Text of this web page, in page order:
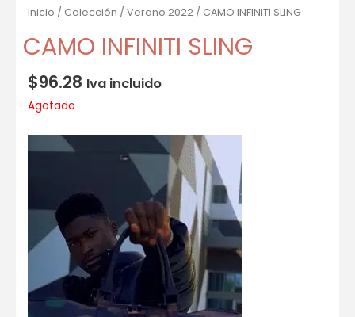
Inicio / Colección / Verano 2022 / CAMO INFINITI SLING
CAMO INFINITI SLING
$96.28 Iva incluido
Agotado